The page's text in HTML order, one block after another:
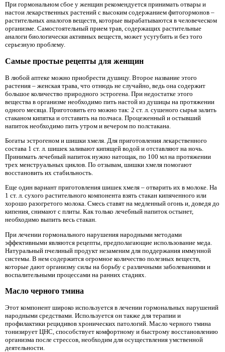
При гормональном сбое у женщин рекомендуется принимать отвары и
настои лекарственных растений с высоким содержанием фитогормонов –
растительных аналогов веществ, которые вырабатываются в человеческом
организме. Самостоятельный прием трав, содержащих растительные
аналоги биологически активных веществ, может усугубить и без того
серьезную проблему.
Самые простые рецепты для женщин
В любой аптеке можно приобрести душицу. Второе название этого
растения – женская трава, что отнюдь не случайно, ведь она содержит
большое количество природного эстрогена. При недостатке этого
вещества в организме необходимо пить настой из душицы на протяжении
одного месяца. Приготовить его можно так: 2 ст. л. сушеного сырья залить
стаканом кипятка и отставить на полчаса. Процеженный и остывший
напиток необходимо пить утром и вечером по полстакана.
Богаты эстрогеном и шишки хмеля. Для приготовления лекарственного
состава 1 ст. л. шишек заливают кипящей водой и отставляют на ночь.
Принимать лечебный напиток нужно натощак, по 100 мл на протяжении
трех менструальных циклов. По отзывам, шишки хмеля помогают
восстановить их стабильность.
Еще один вариант приготовления шишек хмеля – отварить их в молоке. На
1 ст. л. сухого растительного компонента взять стакан кипяченного или
хорошо разогретого молока. Смесь ставят на медленный огонь и, доведя до
кипения, снимают с плиты. Как только лечебный напиток остынет,
необходимо выпить весь стакан.
При лечении гормонального нарушения народными методами
эффективными являются рецепты, предполагающие использование меда.
Натуральный пчелиный продукт незаменим для поддержания иммунной
системы. В нем содержится огромное количество полезных веществ,
которые дают организму силы на борьбу с различными заболеваниями и
воспалительными процессами на ранних стадиях.
Масло черного тмина
Этот компонент широко используется в лечении гормональных нарушений
народными средствами. Используется он также для терапии и
профилактики рецидивов хронических патологий. Масло черного тмина
тонизирует ЦНС, способствует комфортному и быстрому восстановлению
организма после стрессов, необходим для осуществления умственной
деятельности.